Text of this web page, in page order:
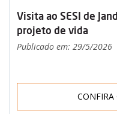
Visita ao SESI de
projeto de vida
Publicado em: 29/5/2026
CONFIRA